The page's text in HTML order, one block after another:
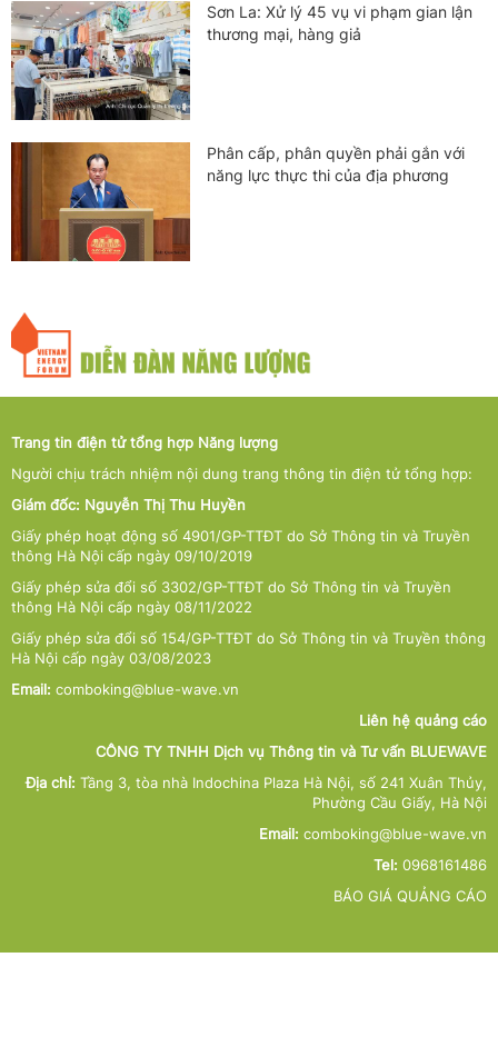
Sơn La: Xử lý 45 vụ vi phạm gian lận
thương mại, hàng giả
Phân cấp, phân quyền phải gắn với
năng lực thực thi của địa phương
Trang tin điện tử tổng hợp Năng lượng
Người chịu trách nhiệm nội dung trang thông tin điện tử tổng hợp:
Giám đốc: Nguyễn Thị Thu Huyền
Giấy phép hoạt động số 4901/GP-TTĐT do Sở Thông tin và Truyền
thông Hà Nội cấp ngày 09/10/2019
Giấy phép sửa đổi số 3302/GP-TTĐT do Sở Thông tin và Truyền
thông Hà Nội cấp ngày 08/11/2022
Giấy phép sửa đổi số 154/GP-TTĐT do Sở Thông tin và Truyền thông
Hà Nội cấp ngày 03/08/2023
Email: comboking@blue-wave.vn
Liên hệ quảng cáo
CÔNG TY TNHH Dịch vụ Thông tin và Tư vấn BLUEWAVE
Địa chỉ: Tầng 3, tòa nhà Indochina Plaza Hà Nội, số 241 Xuân Thủy,
Phường Cầu Giấy, Hà Nội
Email: comboking@blue-wave.vn
Tel: 0968161486
BÁO GIÁ QUẢNG CÁO